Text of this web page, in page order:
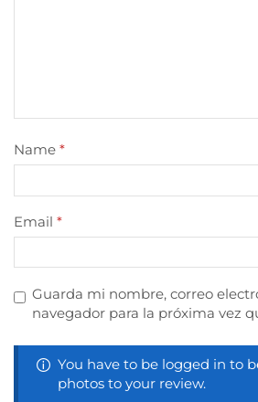
Name *
Email *
Guarda mi nombre, correo
navegador para la próxima vez
You have to be logged in to
photos to your review.